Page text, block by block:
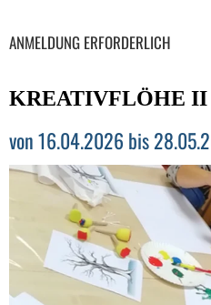
ANMELDUNG ERFORDERLICH
KREATIVFLÖHE II
von 16.04.2026 bis